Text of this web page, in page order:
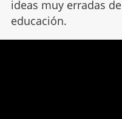
ideas muy erradas
educación.